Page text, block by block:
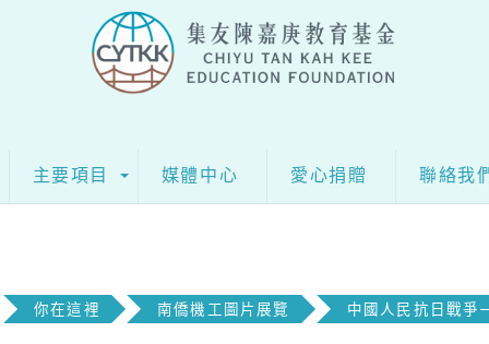
主要項目 媒體中心 愛心捐贈 聯絡我
你在這裡 南僑機工圖片展覽 中國人民抗日戰爭